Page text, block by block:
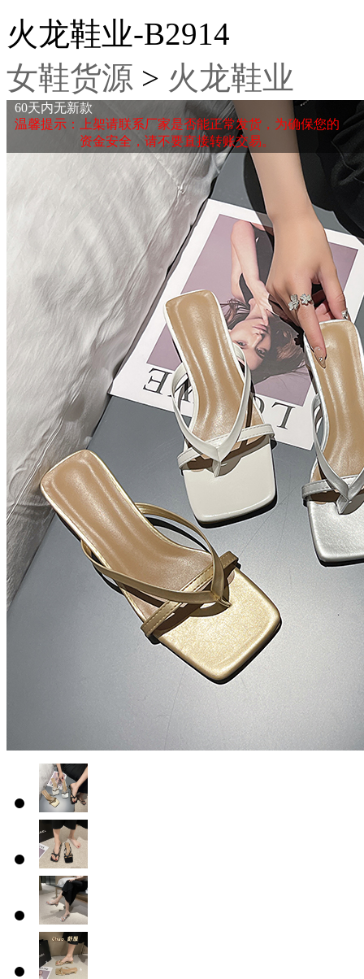
火龙鞋业-B2914
女鞋货源 > 火龙鞋业
60天内无新款
温馨提示：上架请联系厂家是否能正常发货，为确保您的
资金安全，请不要直接转账交易。